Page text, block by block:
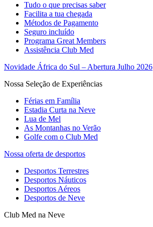
Tudo o que precisas saber
Facilita a tua chegada
Métodos de Pagamento
Seguro incluído
Programa Great Members
Assistência Club Med
Novidade África do Sul – Abertura Julho 2026
Nossa Seleção de Experiências
Férias em Família
Estadia Curta na Neve
Lua de Mel
As Montanhas no Verão
Golfe com o Club Med
Nossa oferta de desportos
Desportos Terrestres
Desportos Náuticos
Desportos Aéreos
Desportos de Neve
Club Med na Neve